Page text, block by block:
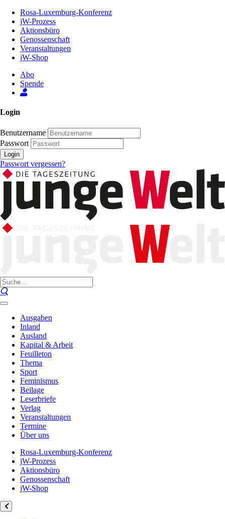
Inhalt
Seite
Rosa-Luxemburg-Konferenz
jW-Prozess
Aktionsbüro
Genossenschaft
Veranstaltungen
jW-Shop
Abo
Spende
Login
Benutzername
Passwort
Login
Passwort vergessen?
Ausgaben
Inland
Ausland
Kapital & Arbeit
Feuilleton
Thema
Sport
Feminismus
Beilage
Leserbriefe
Verlag
Veranstaltungen
Termine
Über uns
Rosa-Luxemburg-Konferenz
jW-Prozess
Aktionsbüro
Genossenschaft
jW-Shop